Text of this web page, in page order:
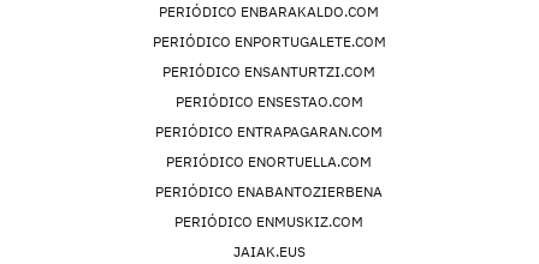
PERIÓDICO ENBARAKALDO.COM
PERIÓDICO ENPORTUGALETE.COM
PERIÓDICO ENSANTURTZI.COM
PERIÓDICO ENSESTAO.COM
PERIÓDICO ENTRAPAGARAN.COM
PERIÓDICO ENORTUELLA.COM
PERIÓDICO ENABANTOZIERBENA
PERIÓDICO ENMUSKIZ.COM
JAIAK.EUS